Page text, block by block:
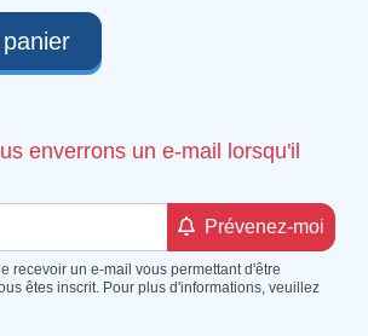
enverrons un e-mail lorsqu'il
Prévenez-moi
recevoir un e-mail vous permettant d'être
êtes inscrit. Pour plus d'informations, veuillez